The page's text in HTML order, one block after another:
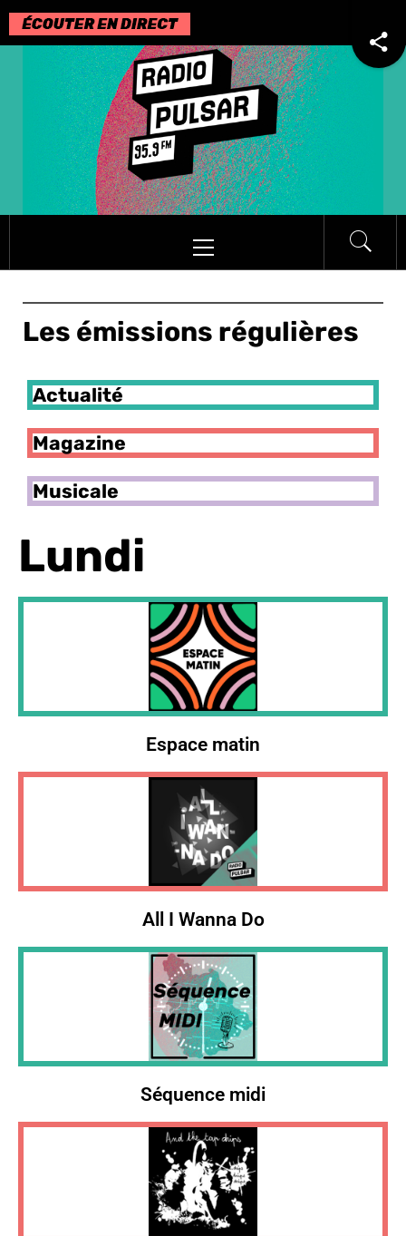
Les émissions régulières
Actualité
Magazine
Musicale
Lundi
Espace matin
All I Wanna Do
Séquence midi